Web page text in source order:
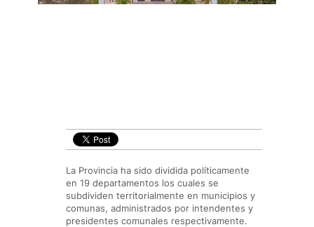
La Provincia ha sido dividida políticamente
en 19 departamentos los cuales se
subdividen territorialmente en municipios y
comunas, administrados por intendentes y
presidentes comunales respectivamente.